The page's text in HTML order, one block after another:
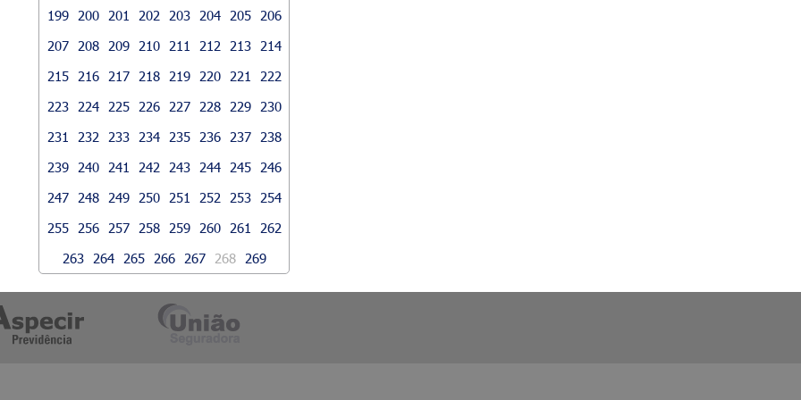
199
200 201 202 203 204 205
206
207
208 209 210 211 212 213
214
215
216 217 218 219 220 221
222
223
224 225 226 227 228 229
230
231
232 233 234 235 236 237
238
239
240 241 242 243 244 245
246
247
248 249 250 251 252 253
254
255
256 257 258 259 260 261
262
263
264 265 266 267 268 269